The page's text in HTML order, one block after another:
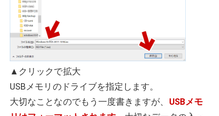
▲クリックで拡大
USBメモリのドライブを指定します。
大切なことなのでもう一度書きますが、 USBメモ